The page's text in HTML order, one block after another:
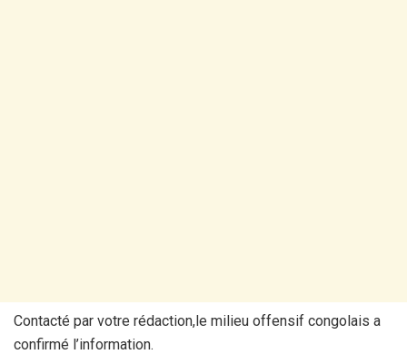
Contacté par votre rédaction,le milieu offensif congolais a
confirmé l’information.